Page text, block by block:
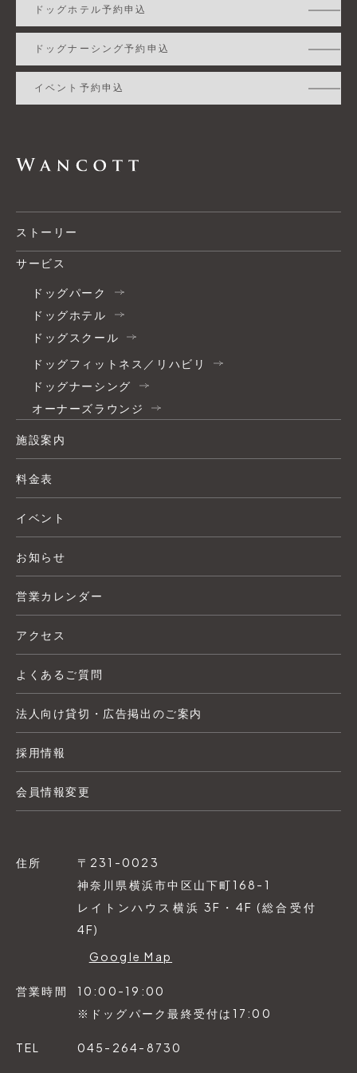
ドッグホテル予約申込
ドッグナーシング予約申込
イベント予約申込
ストーリー
サービス
ドッグパーク
ドッグホテル
ドッグスクール
ドッグフィットネス／リハビリ
ドッグナーシング
オーナーズラウンジ
施設案内
料金表
イベント
お知らせ
営業カレンダー
アクセス
よくあるご質問
法人向け貸切・広告掲出のご案内
採用情報
会員情報変更
住所
〒231-0023
神奈川県横浜市中区山下町168-1
レイトンハウス横浜 3F・4F (総合受付
4F)
Google Map
営業時間
10:00-19:00
※ドッグパーク最終受付は17:00
TEL 045-264-8730